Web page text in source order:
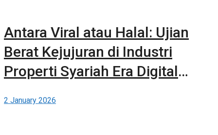
Antara Viral atau Halal: Ujian
Berat Kejujuran di Industri
Properti Syariah Era Digital
Performa”
2 January 2026